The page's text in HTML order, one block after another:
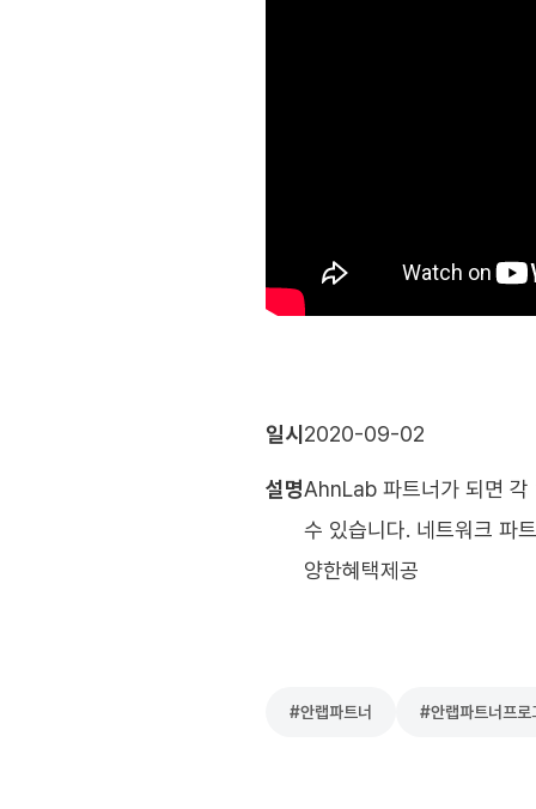
일시
설명
2020-09-02
AhnLab 파트너가 되면 각
수 있습니다. 네트워크 파
양한혜택제공
#안랩파트너 #안랩파트너프로